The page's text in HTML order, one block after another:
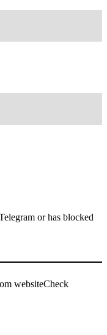
or has blocked
websiteCheck